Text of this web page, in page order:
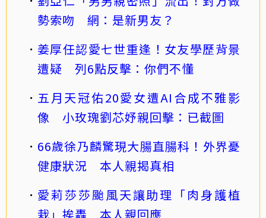
勢索吻 網：是新男友？
姜厚任認愛七世重逢！女友學歷背景
遭疑 列6點反擊：你們不懂
五月天冠佑20愛女遭AI合成不雅影
像 小玫瑰劉芯妤親回擊：已截圖
66歲徐乃麟驚現大腸直腸科！外界憂
健康狀況 本人親揭真相
愛莉莎莎颱風天讓助理「肉身護植
栽」挨轟 本人親回應